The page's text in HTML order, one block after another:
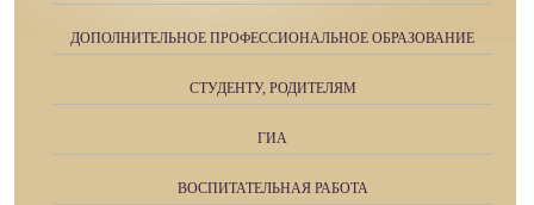
ДОПОЛНИТЕЛЬНОЕ ПРОФЕССИОНАЛЬНОЕ ОБРАЗОВАНИЕ
СТУДЕНТУ, РОДИТЕЛЯМ
ГИА
ВОСПИТАТЕЛЬНАЯ РАБОТА